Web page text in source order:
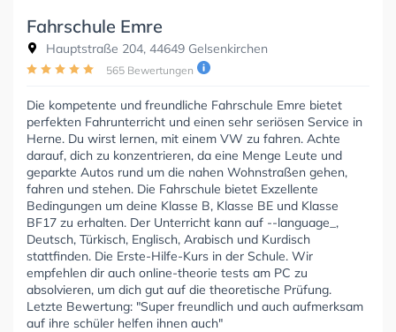
Fahrschule Emre
Hauptstraße 204, 44649 Gelsenkirchen
565 Bewertungen
Die kompetente und freundliche Fahrschule Emre bietet
perfekten Fahrunterricht und einen sehr seriösen Service in
Herne. Du wirst lernen, mit einem VW zu fahren. Achte
darauf, dich zu konzentrieren, da eine Menge Leute und
geparkte Autos rund um die nahen Wohnstraßen gehen,
fahren und stehen. Die Fahrschule bietet Exzellente
Bedingungen um deine Klasse B, Klasse BE und Klasse
BF17 zu erhalten. Der Unterricht kann auf --language_,
Deutsch, Türkisch, Englisch, Arabisch und Kurdisch
stattfinden. Die Erste-Hilfe-Kurs in der Schule. Wir
empfehlen dir auch online-theorie tests am PC zu
absolvieren, um dich gut auf die theoretische Prüfung.
Letzte Bewertung: "Super freundlich und auch aufmerksam
auf ihre schüler helfen ihnen auch"